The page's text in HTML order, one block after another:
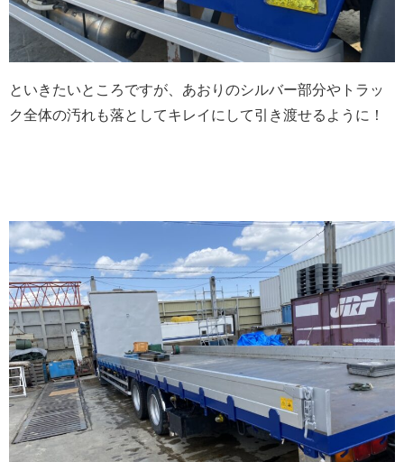
といきたいところですが、あおりのシルバー部分やトラッ
ク全体の汚れも落としてキレイにして引き渡せるように！